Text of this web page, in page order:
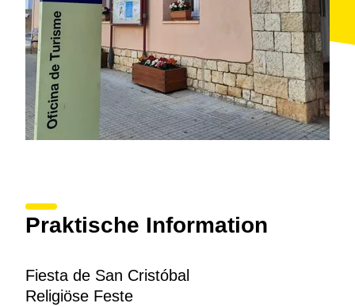
Praktische Information
Fiesta de San Cristóbal
Religiöse Feste